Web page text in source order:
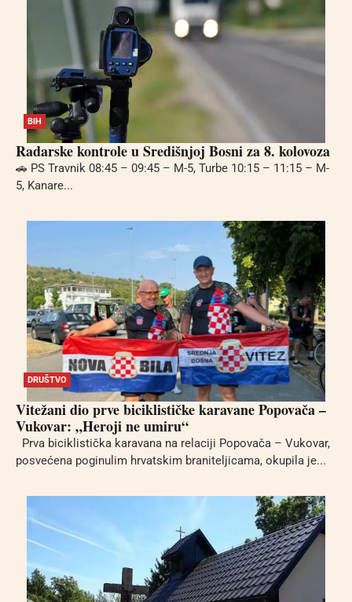
BIH
Radarske kontrole u Središnjoj Bosni za 8. kolovoza
🚗 PS Travnik 08:45 – 09:45 – M-5, Turbe 10:15 – 11:15 – M-
5, Kanare...
DRUŠTVO
Vitežani dio prve biciklističke karavane Popovača –
Vukovar: „Heroji ne umiru“
Prva biciklistička karavana na relaciji Popovača – Vukovar,
posvećena poginulim hrvatskim braniteljicama, okupila je...